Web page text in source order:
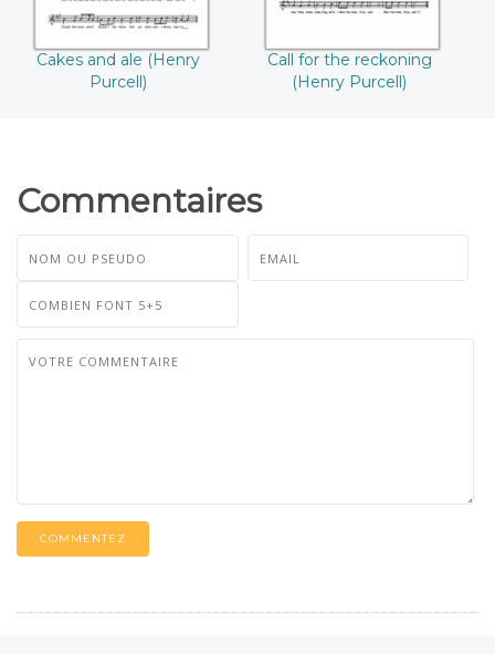
Cakes and ale (Henry
Purcell)
Call for the reckoning
(Henry Purcell)
Commentaires
COMMENTEZ